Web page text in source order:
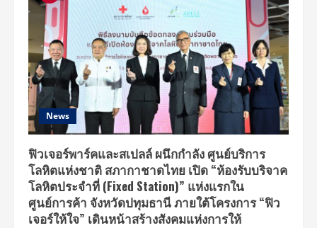
News
ฟิวเจอร์พาร์คและสเปลล์ ผนึกกำลัง ศูนย์บริการ
โลหิตแห่งชาติ สภากาชาดไทย เปิด “ห้องรับบริจาค
โลหิตประจำที่ (Fixed Station)” แห่งแรกใน
ศูนย์การค้า จังหวัดปทุมธานี ภายใต้โครงการ “ฟิว
เจอร์ให้ใจ” เดินหน้าสร้างสังคมแห่งการให้